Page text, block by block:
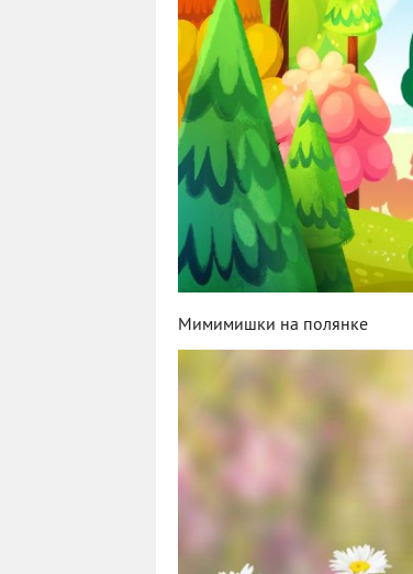
Мимимишки на полянке